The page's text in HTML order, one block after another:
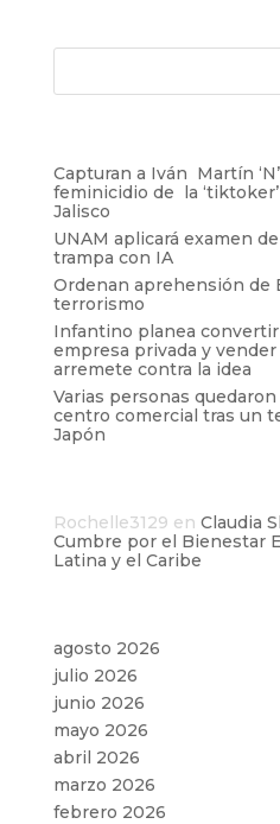
Capturan a Iván Martín
feminicidio de la
Jalisco
UNAM aplicará examen
trampa con IA
Ordenan aprehensión de
terrorismo
Infantino planea
empresa privada y vender
arremete contra la idea
Varias personas
centro comercial tras un
Japón
Rochelle3129 en Claudia
Cumbre por el Bienestar
Latina y el Caribe
agosto 2026
julio 2026
junio 2026
mayo 2026
abril 2026
marzo 2026
febrero 2026